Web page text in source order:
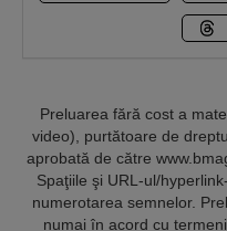
Preluarea fără cost a
video), purtătoare de
aprobată de către
Spaţiile şi URL-ul/
numerotarea semnelor.
numai în acord cu